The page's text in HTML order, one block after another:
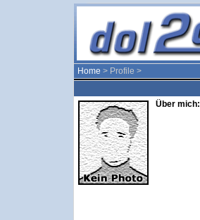
Home > Profile >
Über mich: